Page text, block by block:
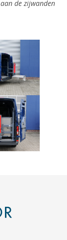
de zijwanden